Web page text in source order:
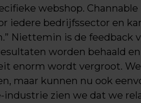
webshop.
iedere bedrijfssector en
Niettemin is de feedback
worden behaald
enorm wordt vergroot.
maar kunnen nu ook
industrie zien we dat we